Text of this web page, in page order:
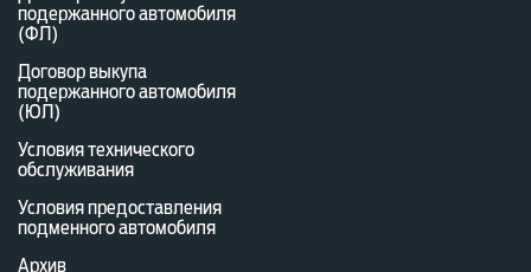
подержанного автомобиля
(ФЛ)
Договор выкупа
подержанного автомобиля
(ЮЛ)
Условия технического
обслуживания
Условия предоставления
подменного автомобиля
Архив